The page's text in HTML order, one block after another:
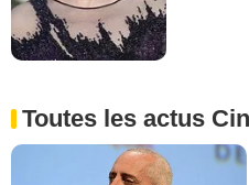
Toutes les actus